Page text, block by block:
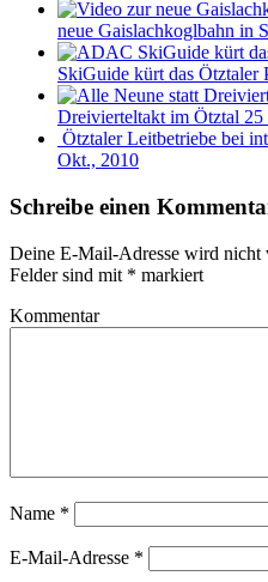
neue Gaislachkoglbahn in
SkiGuide kürt das Ötztaler
Dreivierteltakt im Ötztal 25
Ötztaler Leitbetriebe bei
Okt., 2010
Schreibe einen
Deine E-Mail-Adresse wird nicht
Felder sind mit * markiert
Kommentar
Name *
E-Mail-Adresse *